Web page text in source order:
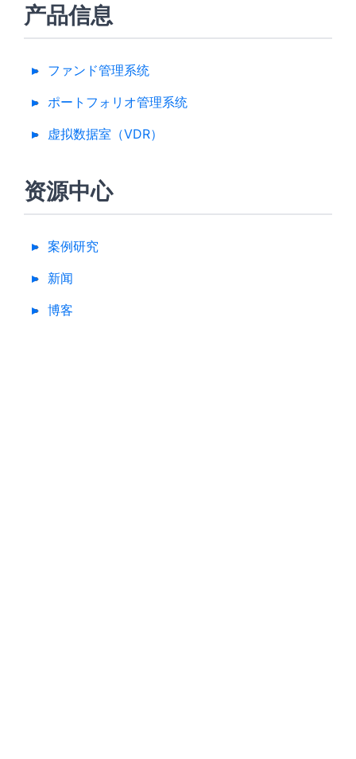
产品信息
ファンド管理系统
ポートフォリオ管理系统
虚拟数据室（VDR）
资源中心
案例研究
新闻
博客